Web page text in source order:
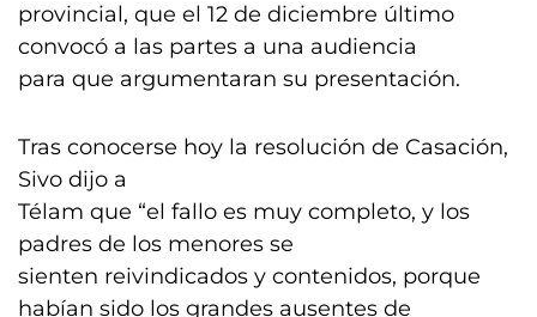
provincial, que el 12 de diciembre último
convocó a las partes a una audiencia
para que argumentaran su presentación.
Tras conocerse hoy la resolución de Casación,
Sivo dijo a
Télam que “el fallo es muy completo, y los
padres de los menores se
sienten reivindicados y contenidos, porque
habían sido los grandes ausentes de